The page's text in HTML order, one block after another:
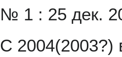
№ 1 : 25 дек.
С 2004(2003?)